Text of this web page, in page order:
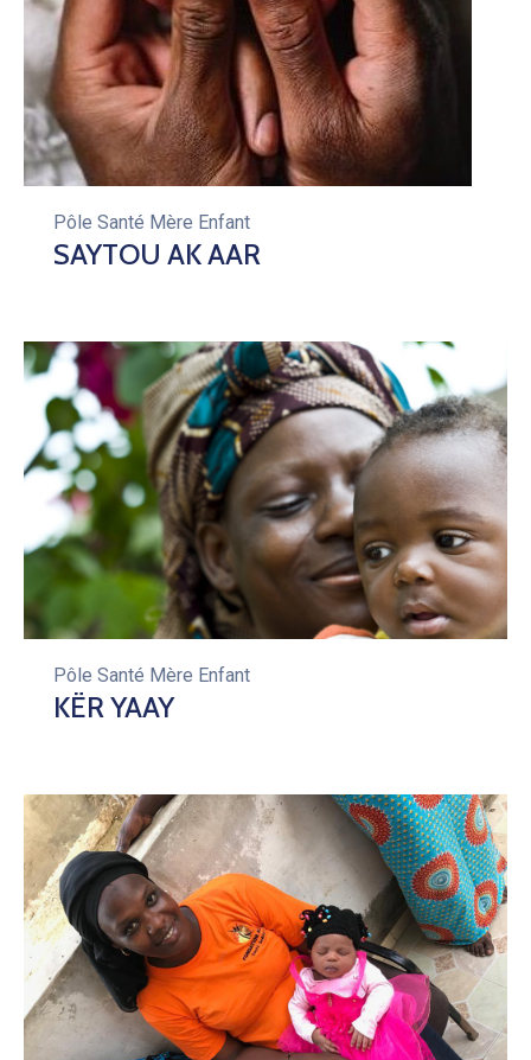
Pôle Santé Mère Enfant
SAYTOU AK AAR
Pôle Santé Mère Enfant
KËR YAAY